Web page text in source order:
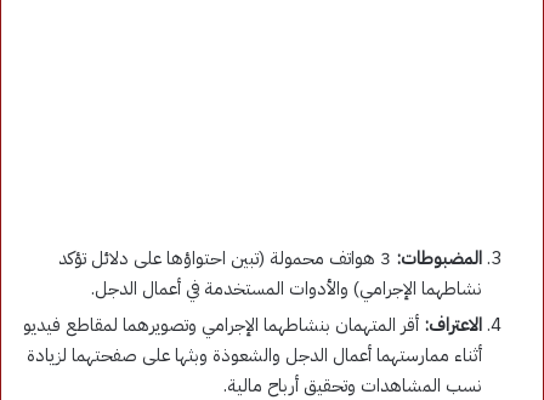
المضبوطات:
3 هواتف محمولة (تبين احتواؤها على دلائل تؤكد
نشاطهما الإجرامي) والأدوات المستخدمة في أعمال الدجل.
الاعتراف: أقر المتهمان بنشاطهما الإجرامي وتصويرهما لمقاطع فيديو
أثناء ممارستهما أعمال الدجل والشعوذة وبثها على صفحتهما لزيادة
نسب المشاهدات وتحقيق أرباح مالية.